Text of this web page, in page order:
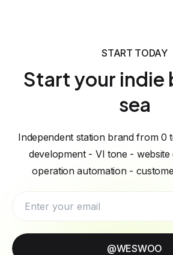
START TODAY
Start your indie
sea
Independent station brand from 0
development - VI tone -
operation automation -
@WESWOO